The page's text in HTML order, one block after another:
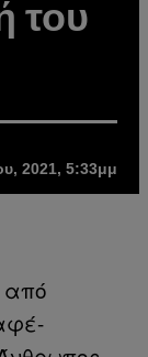
του
2021, 5:33μμ
από